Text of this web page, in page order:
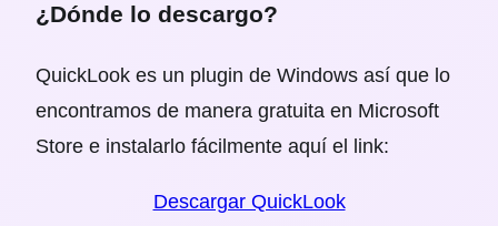
¿Dónde lo descargo?
QuickLook es un plugin de Windows así que lo
encontramos de manera gratuita en Microsoft
Store e instalarlo fácilmente aquí el link:
Descargar QuickLook